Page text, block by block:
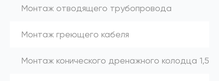
Монтаж отводящего трубопровода
Монтаж греющего кабеля
Монтаж конического дренажного колодца 1,5 м